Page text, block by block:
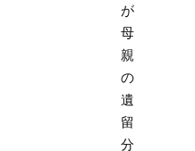
が
母
親
の
遺
留
分